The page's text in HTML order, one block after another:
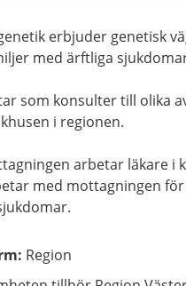
erbjuder genetisk
med ärftliga
som konsulter till olika
i regionen.
arbetar läkare i
med mottagningen
: Region